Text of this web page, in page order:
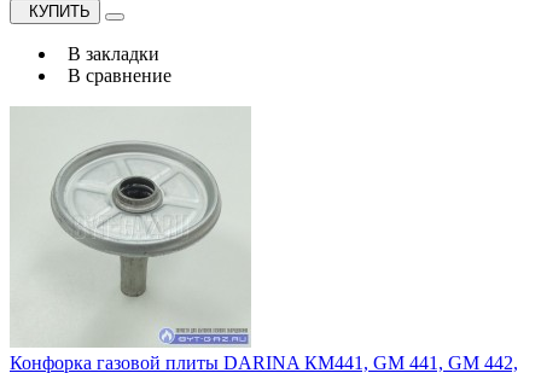
КУПИТЬ
В закладки
В сравнение
Конфорка газовой плиты DARINA КМ441, GM 441, GM 442,